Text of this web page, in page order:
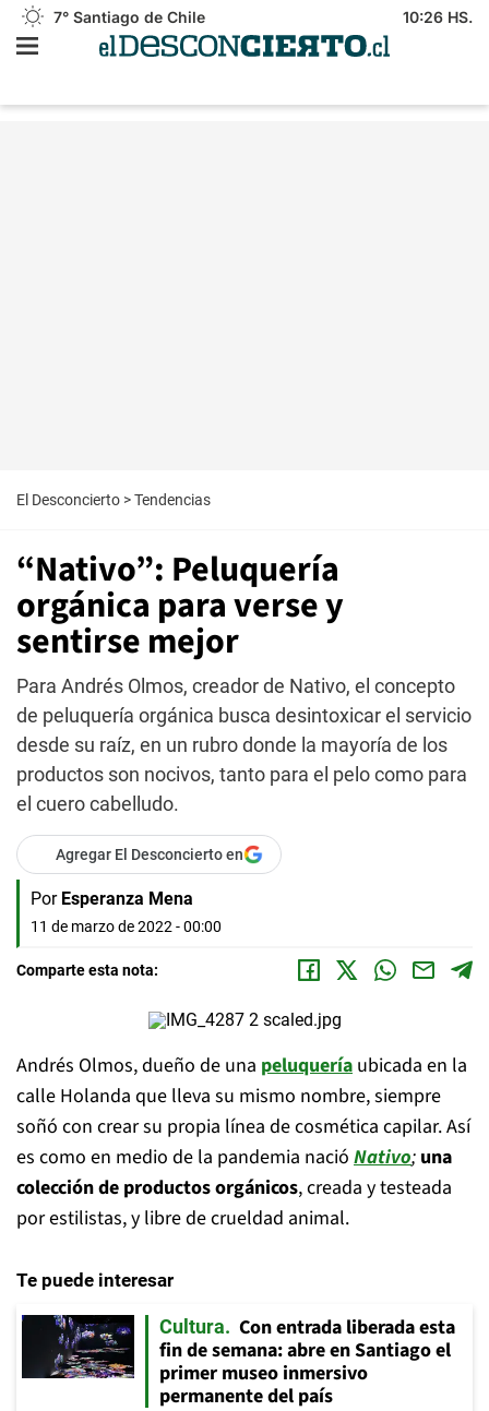
7° Santiago de Chile 10:26 HS.
El Desconcierto >Tendencias
“Nativo”: Peluquería
orgánica para verse y
sentirse mejor
Para Andrés Olmos, creador de Nativo, el concepto
de peluquería orgánica busca desintoxicar el servicio
desde su raíz, en un rubro donde la mayoría de los
productos son nocivos, tanto para el pelo como para
el cuero cabelludo.
Agregar El Desconcierto en
Por Esperanza Mena
11 de marzo de 2022 - 00:00
Comparte esta nota:
Andrés Olmos, dueño de una peluquería ubicada en la
calle Holanda que lleva su mismo nombre, siempre
soñó con crear su propia línea de cosmética capilar. Así
es como en medio de la pandemia nació Nativo; una
colección de productos orgánicos, creada y testeada
por estilistas, y libre de crueldad animal.
Te puede interesar
Cultura
Con entrada liberada esta
fin de semana: abre en Santiago el
primer museo inmersivo
permanente del país